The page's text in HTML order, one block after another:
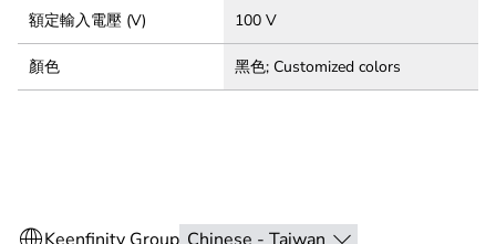
額定輸入電壓 (V) 100 V
顏色 黑色; Customized colors